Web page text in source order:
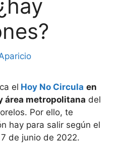
el Hoy No Circula en
área metropolitana del
Por ello, te
hay para salir según el
de junio de 2022.